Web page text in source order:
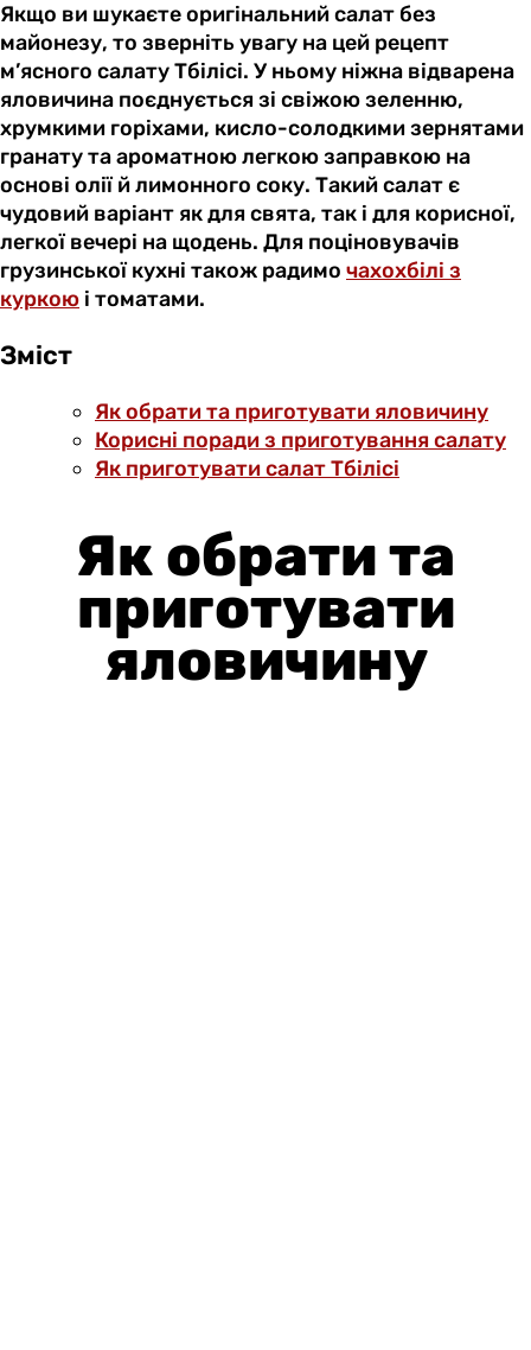
Якщо ви шукаєте оригінальний салат без
майонезу, то зверніть увагу на цей рецепт
м’ясного салату Тбілісі. У ньому ніжна відварена
яловичина поєднується зі свіжою зеленню,
хрумкими горіхами, кисло-солодкими зернятами
гранату та ароматною легкою заправкою на
основі олії й лимонного соку. Такий салат є
чудовий варіант як для свята, так і для корисної,
легкої вечері на щодень. Для поціновувачів
грузинської кухні також радимо чахохбілі з
куркою і томатами.
Зміст
Як обрати та приготувати яловичину
Корисні поради з приготування салату
Як приготувати салат Тбілісі
Як обрати та
приготувати
яловичину